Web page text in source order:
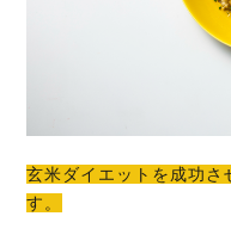
玄米ダイエットを成功さ
す。